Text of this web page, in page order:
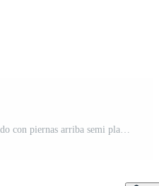
niña participación teléfono sentado con piernas arriba semi plano vistoso vector personaje. hojeada Internet. editable lleno cuerpo persona en blanco. sencillo dibujos animados Mancha ilustración para web gráfico diseño, animación Vector Pro